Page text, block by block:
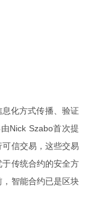
化方式传播、验证
Nick Szabo首次提
信交易，这些交易
传统合约的安全方
智能合约已是区块